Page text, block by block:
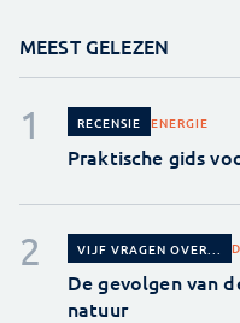
MEEST GELEZEN
RECENSIE ENERGIE
Praktische gids
VIJF VRAGEN OVER...
De gevolgen van
natuur